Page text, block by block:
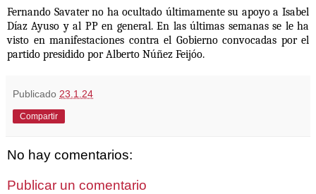
Fernando Savater no ha ocultado últimamente su apoyo a Isabel
Díaz Ayuso y al PP en general. En las últimas semanas se le ha
visto en manifestaciones contra el Gobierno convocadas por el
partido presidido por Alberto Núñez Feijóo.
Publicado 23.1.24
Compartir
No hay comentarios:
Publicar un comentario